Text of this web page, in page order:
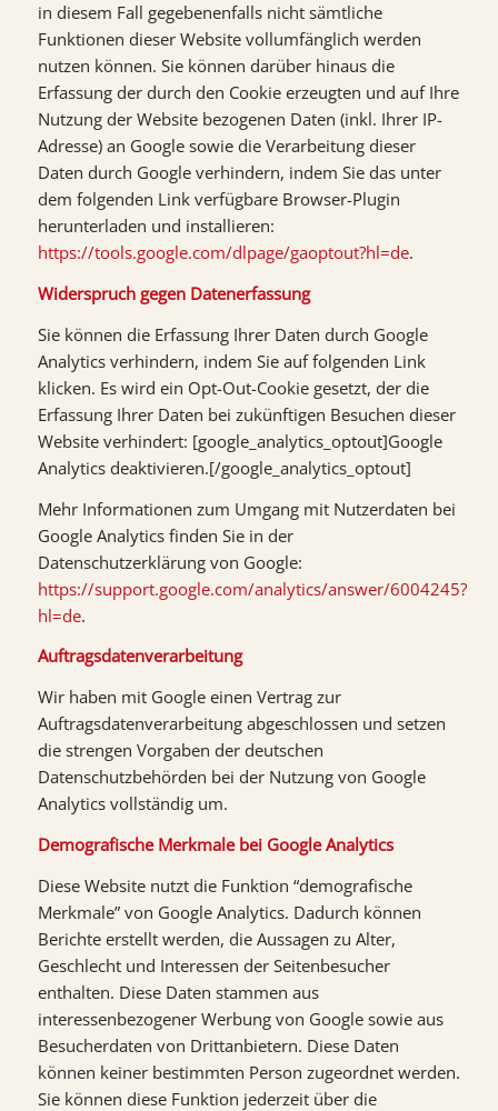
in diesem Fall gegebenenfalls nicht sämtliche
Funktionen dieser Website vollumfänglich werden
nutzen können. Sie können darüber hinaus die
Erfassung der durch den Cookie erzeugten und auf Ihre
Nutzung der Website bezogenen Daten (inkl. Ihrer IP-
Adresse) an Google sowie die Verarbeitung dieser
Daten durch Google verhindern, indem Sie das unter
dem folgenden Link verfügbare Browser-Plugin
herunterladen und installieren:
https://tools.google.com/dlpage/gaoptout?hl=de.
Widerspruch gegen Datenerfassung
Sie können die Erfassung Ihrer Daten durch Google
Analytics verhindern, indem Sie auf folgenden Link
klicken. Es wird ein Opt-Out-Cookie gesetzt, der die
Erfassung Ihrer Daten bei zukünftigen Besuchen dieser
Website verhindert: [google_analytics_optout]Google
Analytics deaktivieren.[/google_analytics_optout]
Mehr Informationen zum Umgang mit Nutzerdaten bei
Google Analytics finden Sie in der
Datenschutzerklärung von Google:
https://support.google.com/analytics/answer/6004245?
hl=de.
Auftragsdatenverarbeitung
Wir haben mit Google einen Vertrag zur
Auftragsdatenverarbeitung abgeschlossen und setzen
die strengen Vorgaben der deutschen
Datenschutzbehörden bei der Nutzung von Google
Analytics vollständig um.
Demografische Merkmale bei Google Analytics
Diese Website nutzt die Funktion “demografische
Merkmale” von Google Analytics. Dadurch können
Berichte erstellt werden, die Aussagen zu Alter,
Geschlecht und Interessen der Seitenbesucher
enthalten. Diese Daten stammen aus
interessenbezogener Werbung von Google sowie aus
Besucherdaten von Drittanbietern. Diese Daten
können keiner bestimmten Person zugeordnet werden.
Sie können diese Funktion jederzeit über die